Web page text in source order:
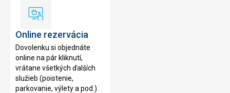
Online
Online rezervácia
Dovolenku si objednáte
online na pár kliknutí,
vrátane všetkých ďalších
služieb (poistenie,
parkovanie, výlety a pod.).